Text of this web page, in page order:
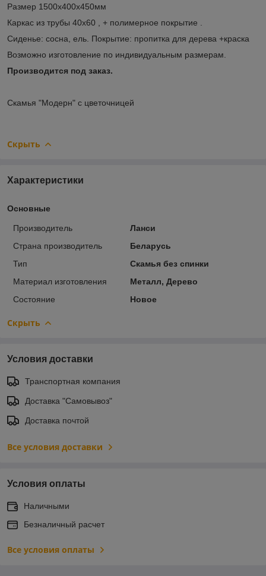
Размер 1500х400х450мм
Каркас из трубы 40х60 , + полимерное покрытие .
Сиденье: сосна, ель. Покрытие: пропитка для дерева +краска
Возможно изготовление по индивидуальным размерам.
Производится под заказ.
Скамья "Модерн" с цветочницей
Скрыть
Характеристики
Основные
Производитель
Ланси
Страна производитель
Беларусь
Тип
Скамья без спинки
Материал изготовления
Металл, Дерево
Состояние
Новое
Скрыть
Условия доставки
Транспортная компания
Доставка "Самовывоз"
Доставка почтой
Все условия доставки
Условия оплаты
Наличными
Безналичный расчет
Все условия оплаты